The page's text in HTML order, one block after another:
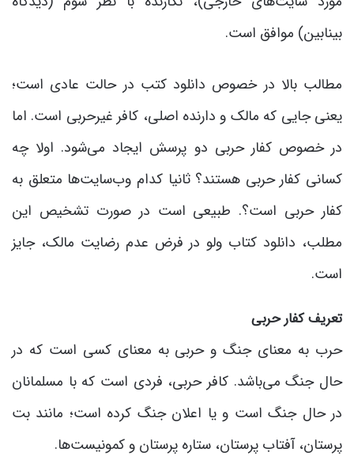
بینابین) موافق است.
مطالب بالا در خصوص دانلود کتب در حالت عادی است؛
یعنی جایی که مالک و دارنده اصلی، کافر غیرحربی است. اما
در خصوص کفار حربی دو پرسش ایجاد می‌شود. اولا چه
کسانی کفار حربی هستند؟ ثانیا کدام وب‌سایت‌ها متعلق به
کفار حربی است؟. طبیعی است در صورت تشخیص این
مطلب، دانلود کتاب ولو در فرض عدم رضایت مالک، جایز
است.
تعریف کفار حربی
حرب به معنای جنگ و حربی به معنای کسی است که در
حال جنگ می‌باشد. کافر حربی، فردی است که با مسلمانان
در حال جنگ است و یا اعلان جنگ کرده است؛ مانند بت
پرستان، آفتاب پرستان، ستاره پرستان و کمونیست‌ها.